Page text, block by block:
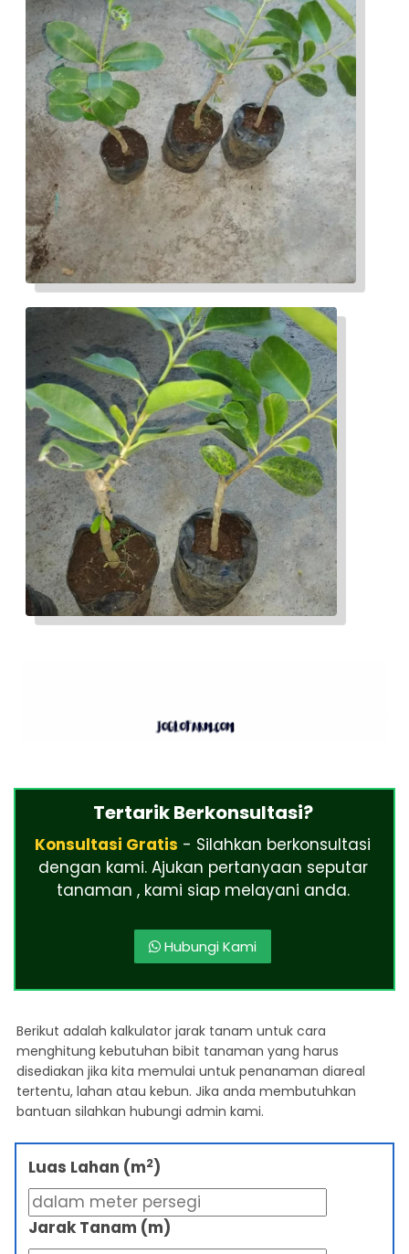
Tertarik Berkonsultasi?
Konsultasi Gratis - Silahkan berkonsultasi
dengan kami. Ajukan pertanyaan seputar
tanaman , kami siap melayani anda.
Hubungi Kami
Berikut adalah kalkulator jarak tanam untuk cara
menghitung kebutuhan bibit tanaman yang harus
disediakan jika kita memulai untuk penanaman diareal
tertentu, lahan atau kebun. Jika anda membutuhkan
bantuan silahkan hubungi admin kami.
Luas Lahan (m2)
Jarak Tanam (m)